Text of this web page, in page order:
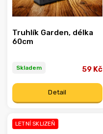
Truhlík Garden, délka
60cm
Skladem 59 Kč
Detail
LETNÍ SKLIZEŇ